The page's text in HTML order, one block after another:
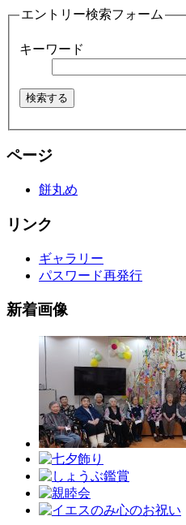
エントリー検索フォーム
キーワード
ページ
餅丸め
リンク
ギャラリー
パスワード再発行
新着画像